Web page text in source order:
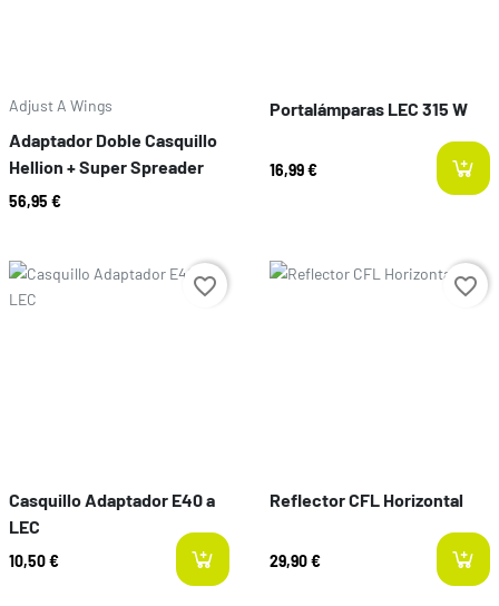
Adjust A Wings
Adaptador Doble Casquillo
Hellion + Super Spreader
56,95 €
Portalámparas LEC 315 W
16,99 €
Preço
Casquillo Adaptador E40 a
LEC
10,50 €
favorite_border Preço
Reflector CFL Horizontal
29,90 €
favorite_border